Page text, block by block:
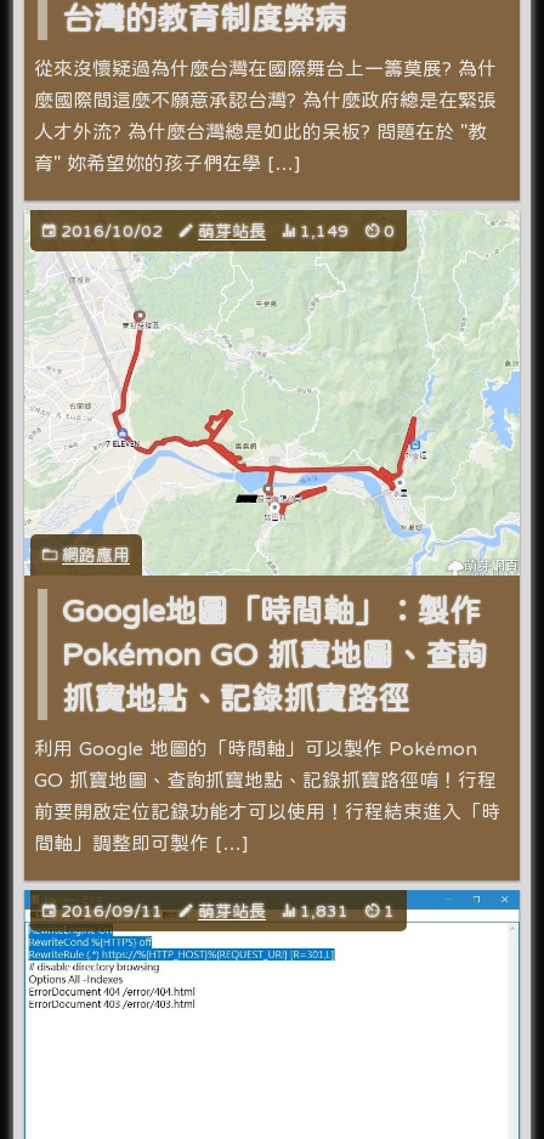
台灣的教育制度弊病
從來沒懷疑過為什麼台灣在國際舞台上一籌莫展? 為什
麼國際間這麼不願意承認台灣? 為什麼政府總是在緊張
人才外流? 為什麼台灣總是如此的呆板? 問題在於 "教
育" 妳希望妳的孩子們在學 […]
2016/10/02 萌芽站長 1,149 0
網路應用
Google地圖「時間軸」：製作
Pokémon GO 抓寶地圖、查詢
抓寶地點、記錄抓寶路徑
利用 Google 地圖的「時間軸」可以製作 Pokémon
GO 抓寶地圖、查詢抓寶地點、記錄抓寶路徑唷！行程
前要開啟定位記錄功能才可以使用！行程結束進入「時
間軸」調整即可製作 […]
2016/09/11 萌芽站長 1,831 1